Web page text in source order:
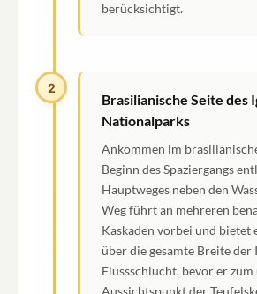
berücksichtigt.
2
Brasilianische Seite des
Nationalparks
Ankommen im
Beginn des Spaziergangs
Hauptweges neben den
Weg führt an mehreren
Kaskaden vorbei und bietet
über die gesamte Breite der
Flussschlucht, bevor er
Aussichtspunkt der